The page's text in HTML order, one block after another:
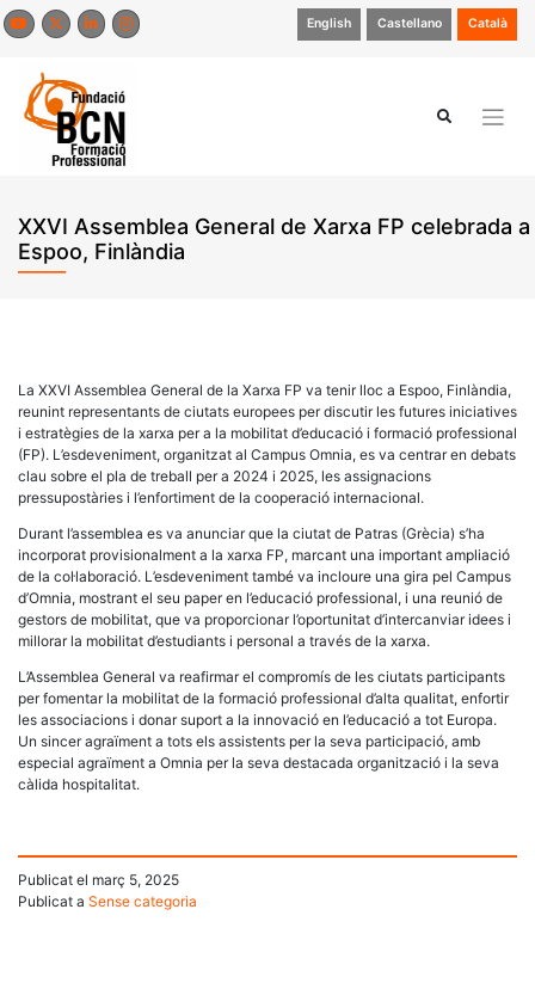
Skip
to
English Castellano Català
XXVI Assemblea General de Xarxa FP celebrada a
Espoo, Finlàndia
La XXVI Assemblea General de la Xarxa FP va tenir lloc a Espoo, Finlàndia,
reunint representants de ciutats europees per discutir les futures iniciatives
i estratègies de la xarxa per a la mobilitat d’educació i formació professional
(FP). L’esdeveniment, organitzat al Campus Omnia, es va centrar en debats
clau sobre el pla de treball per a 2024 i 2025, les assignacions
pressupostàries i l’enfortiment de la cooperació internacional.
Durant l’assemblea es va anunciar que la ciutat de Patras (Grècia) s’ha
incorporat provisionalment a la xarxa FP, marcant una important ampliació
de la col·laboració. L’esdeveniment també va incloure una gira pel Campus
d’Omnia, mostrant el seu paper en l’educació professional, i una reunió de
gestors de mobilitat, que va proporcionar l’oportunitat d’intercanviar idees i
millorar la mobilitat d’estudiants i personal a través de la xarxa.
L’Assemblea General va reafirmar el compromís de les ciutats participants
per fomentar la mobilitat de la formació professional d’alta qualitat, enfortir
les associacions i donar suport a la innovació en l’educació a tot Europa.
Un sincer agraïment a tots els assistents per la seva participació, amb
especial agraïment a Omnia per la seva destacada organització i la seva
càlida hospitalitat.
Publicat el març 5, 2025
Publicat a Sense categoria